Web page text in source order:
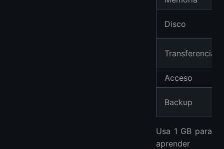
Disco
Transferencia
Acceso
Backup
Usa 1 GB para
aprender